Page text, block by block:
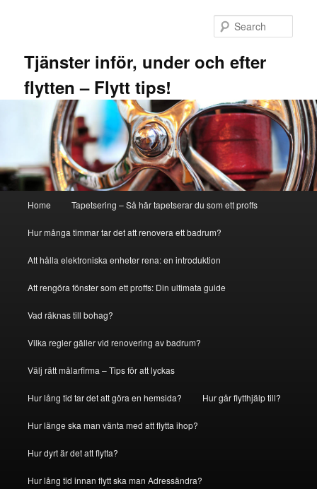
Tjänster inför, under och efter
flytten – Flytt tips!
Home Tapetsering – Så här tapetserar du som ett proffs
Hur många timmar tar det att renovera ett badrum?
Att hålla elektroniska enheter rena: en introduktion
Att rengöra fönster som ett proffs: Din ultimata guide
Vad räknas till bohag?
Vilka regler gäller vid renovering av badrum?
Välj rätt målarfirma – Tips för att lyckas
Hur lång tid tar det att göra en hemsida? Hur går flytthjälp till?
Hur länge ska man vänta med att flytta ihop?
Hur dyrt är det att flytta?
Hur lång tid innan flytt ska man Adressändra?